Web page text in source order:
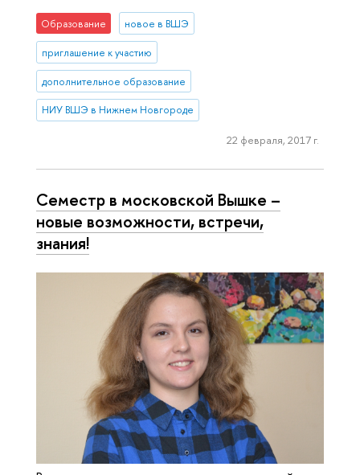
Образование новое в ВШЭ
приглашение к участию
дополнительное образование
НИУ ВШЭ в Нижнем Новгороде
22 февраля, 2017 г.
Семестр в московской Вышке –
новые возможности, встречи,
знания!